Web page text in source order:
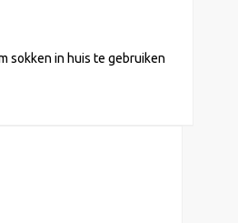
sokken in huis te gebruiken